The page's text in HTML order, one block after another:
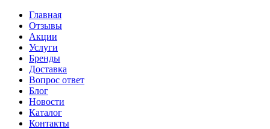
Главная
Отзывы
Акции
Услуги
Бренды
Доставка
Вопрос ответ
Блог
Новости
Каталог
Контакты